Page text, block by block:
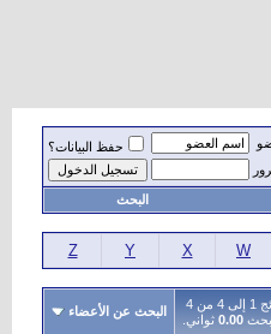
حفظ البيانات؟
البحث
W
X
Y
Z
4
0.00 ثواني.
البحث عن الأعضاء